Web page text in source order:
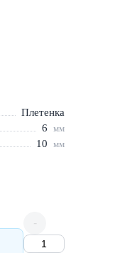
Плетенка
6 мм
10 мм
-